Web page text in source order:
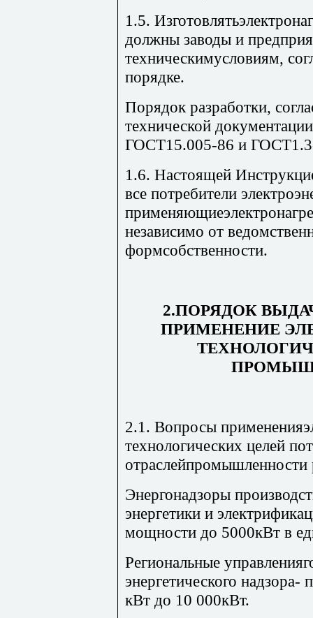
1.5.
должны заводы и
техническимусловиям,
порядке.
Порядок разработки,
технической
ГОСТ15.005-86 и
1.6. Настоящей
все потребители
независимо от
формсобственности.
2.ПОРЯДОК
ПРИМЕНЕНИЕ
2.1. Вопросы
технологических целей
Энергонадзоры
энергетики и
мощности до 5000кВт в
Региональные
энергетического
кВт до 10 000кВт.